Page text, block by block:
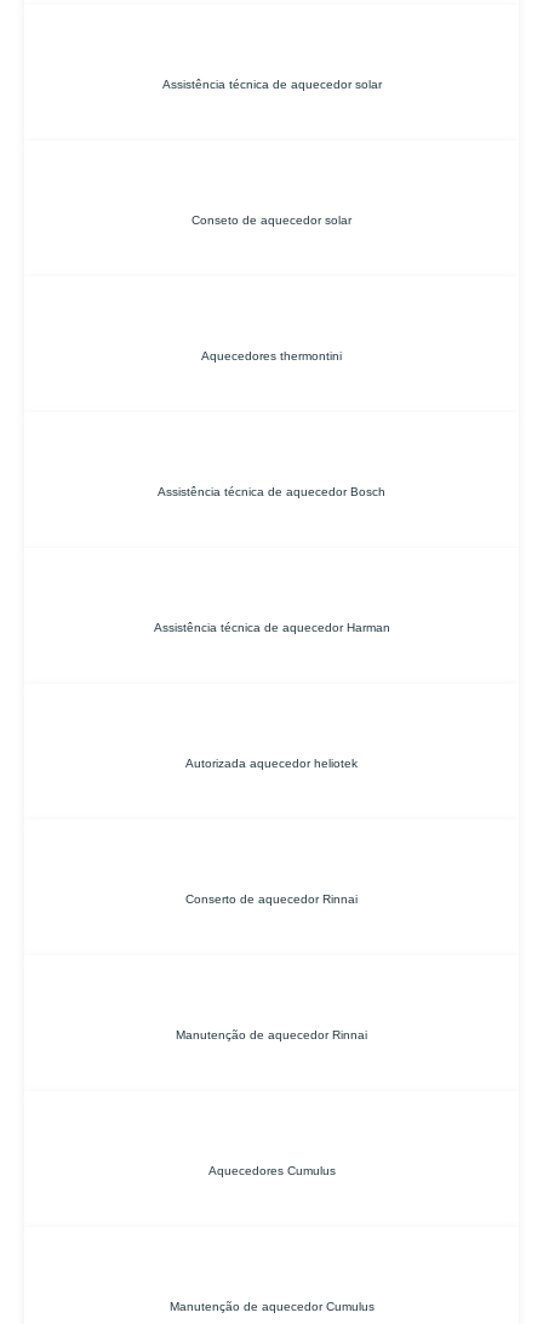
Assistência técnica de aquecedor solar
Conseto de aquecedor solar
Aquecedores thermontini
Assistência técnica de aquecedor Bosch
Assistência técnica de aquecedor Harman
Autorizada aquecedor heliotek
Conserto de aquecedor Rinnai
Manutenção de aquecedor Rinnai
Aquecedores Cumulus
Manutenção de aquecedor Cumulus